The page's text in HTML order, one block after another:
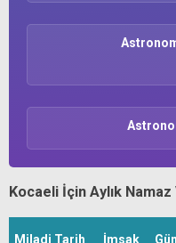
Kocaeli İçin Aylık
Miladi Tarih İmsak